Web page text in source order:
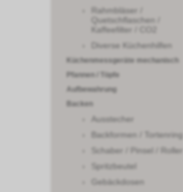
Rahmbläser /
Quetschflaschen /
Kaffeefilter / CO2
Diverse Küchenhilfen
Küchenmessgeräte mechanisch
Pfannen / Töpfe
Aufbewahrung
Backen
Ausstecher
Backformen / Tortenring
Schaber / Pinsel / Roller
Spritzbeutel
Gebäckdosen